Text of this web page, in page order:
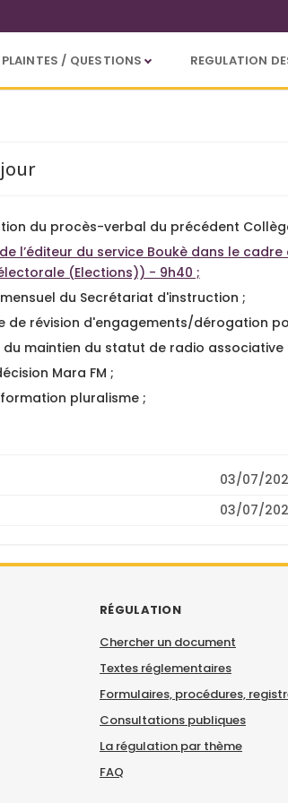
PLAINTES / QUESTIONS REGULATION
et de contrôle du
du procès-verbal du précédent
l’éditeur du service Boukè dans le
(Elections)) - 9h40 ;
du Secrétariat d'instruction ;
de révision d'engagements/dérogation
maintien du statut de radio associative
Mara FM ;
pluralisme ;
03/07/
03/07/
RÉGULATION
Chercher un document
Textes réglementaires
Formulaires, procédures,
Consultations publiques
La régulation par thème
FAQ